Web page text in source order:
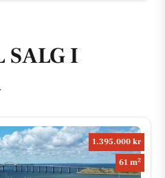
SALG I
1.395.000 kr
61 m2